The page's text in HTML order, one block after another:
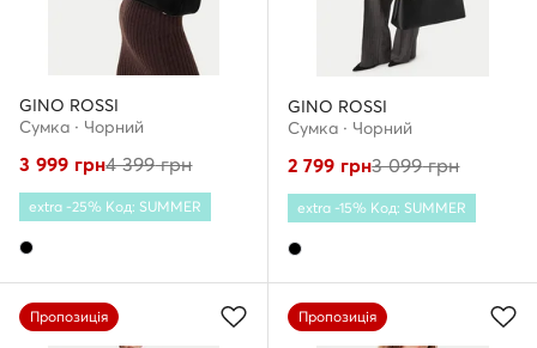
GINO ROSSI
Сумка · Чорний
3 999 грн4 399грн
extra -25% Код: SUMMER
GINO ROSSI
Сумка · Чорний
2 799 грн3 099грн
extra -15% Код: SUMMER
Пропозиція Пропозиція